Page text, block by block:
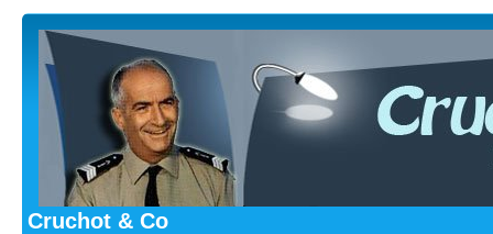
Cruchot & Co